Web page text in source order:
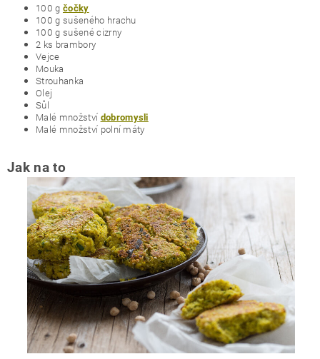
100 g čočky
100 g sušeného hrachu
100 g sušené cizrny
2 ks brambory
Vejce
Mouka
Strouhanka
Olej
Sůl
Malé množství dobromysli
Malé množství polní máty
Jak na to